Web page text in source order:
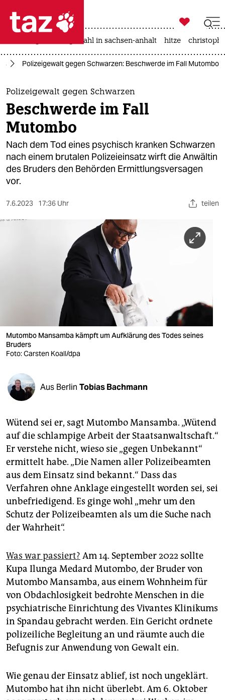
 taz zahl ich
taz zahl ich
themen
politik
öko
gesellschaft
kultur
sport
veranstaltungen
shop
fragen & hilfe
unterstützen
genossenschaft
epaper login

taz zahl ich
landtagswahl in sachsen-anhalt hitze
Polizeigewalt gegen Schwarzen: Beschwerde im Fall Mutombo
Polizeigewalt gegen Schwarzen
Beschwerde im Fall
Mutombo
Nach dem Tod eines psychisch kranken Schwarzen
nach einem brutalen Polizeieinsatz wirft die Anwältin
des Bruders den Behörden Ermittlungsversagen
vor.
7.6.2023 17:36 Uhr teilen
Mutombo Mansamba kämpft um Aufklärung des Todes seines
Bruders
Foto: Carsten Koall/dpa
Aus Berlin Tobias Bachmann
Wütend sei er, sagt Mutombo Mansamba. „Wütend
auf die schlampige Arbeit der Staatsanwaltschaft.“
Er verstehe nicht, wieso sie „gegen Unbekannt“
ermittelt habe. „Die Namen aller Polizeibeamten
aus dem Einsatz sind bekannt.“ Dass das
Verfahren ohne Anklage eingestellt worden sei, sei
unbefriedigend. Es ginge wohl „mehr um den
Schutz der Polizeibeamten als um die Suche nach
der Wahrheit“.
Was war passiert? Am 14. September 2022 sollte
Kupa Ilunga Medard Mutombo, der Bruder von
Mutombo Mansamba, aus einem Wohnheim für
von Obdachlosigkeit bedrohte Menschen in die
psychiatrische Einrichtung des Vivantes Klinikums
in Spandau gebracht werden. Ein Gericht ordnete
polizeiliche Begleitung an und räumte auch die
Befugnis zur Anwendung von Gewalt ein.
Wie genau der Einsatz ablief, ist noch ungeklärt.
Mutombo hat ihn nicht überlebt. Am 6. Oktober